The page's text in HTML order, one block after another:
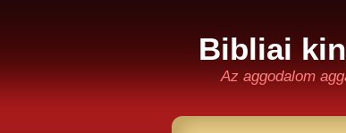
Bibliai
Az aggodalom